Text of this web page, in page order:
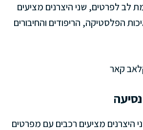
לב לפרטים, שני היצרנים מציעים
הפלסטיקה, הריפודים והחיבורים
קאר
היצרנים מציעים רכבים עם מפרטים